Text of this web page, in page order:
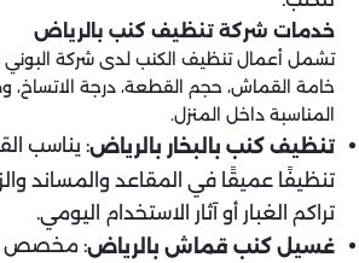
خدمات شركة تنظيف كنب بالرياض
تشمل أعمال تنظيف الكنب لدى شركة
خامة القماش، حجم القطعة، درجة الاتساخ،
المناسبة داخل المنزل.
تنظيف كنب بالبخار بالرياض: يناسب
تنظيفًا عميقًا في المقاعد والمساند
تراكم الغبار أو آثار الاستخدام اليومي.
غسيل كنب قماش بالرياض: مخصص